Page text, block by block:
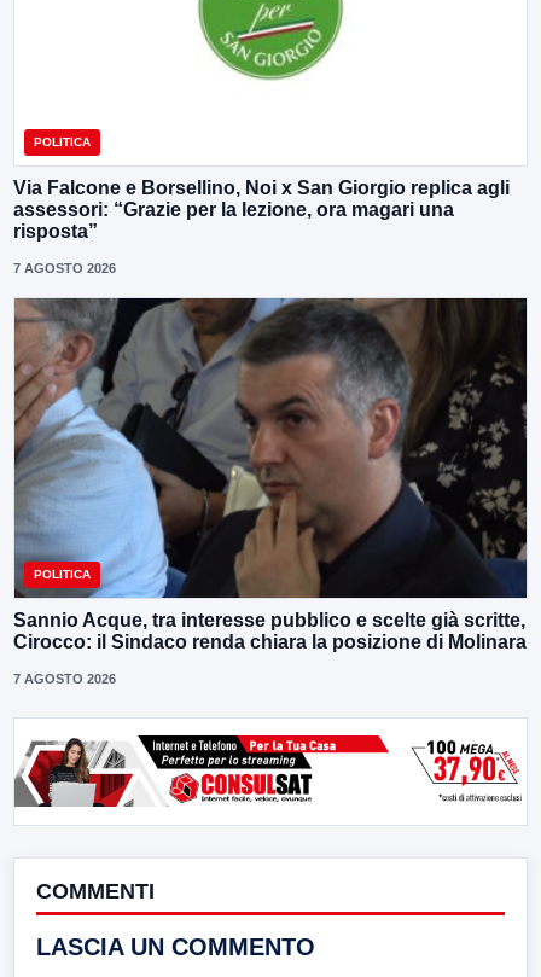
POLITICA
Via Falcone e Borsellino, Noi x San Giorgio replica agli
assessori: “Grazie per la lezione, ora magari una
risposta”
7 AGOSTO 2026
POLITICA
Sannio Acque, tra interesse pubblico e scelte già scritte,
Cirocco: il Sindaco renda chiara la posizione di Molinara
7 AGOSTO 2026
COMMENTI
LASCIA UN COMMENTO